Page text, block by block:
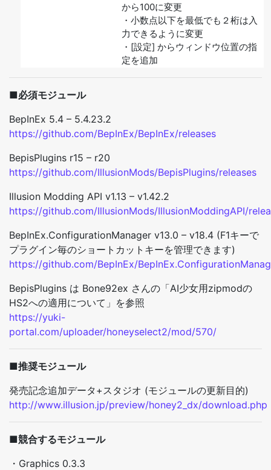
から100に変更
・小数点以下を最低でも２桁は入
力できるように変更
・[設定] からウィンドウ位置の指
定を追加
■必須モジュール
BepInEx 5.4 – 5.4.23.2
https://github.com/BepInEx/BepInEx/releases
BepisPlugins r15 – r20
https://github.com/IllusionMods/BepisPlugins/releases
Illusion Modding API v1.13 – v1.42.2
https://github.com/IllusionMods/IllusionModdingAPI/
BepInEx.ConfigurationManager v13.0 – v18.4 (F1キーで
プラグイン毎のショートカットキーを管理できます)
https://github.com/BepInEx/
BepisPlugins は Bone92ex さんの「AI少女用zipmodの
HS2への適用について」を参照
https://yuki-
portal.com/uploader/honeyselect2/mod/570/
■推奨モジュール
発売記念追加データ+スタジオ (モジュールの更新目的)
http://www.illusion.jp/preview/honey2_dx/download.php
■競合するモジュール
・Graphics 0.3.3